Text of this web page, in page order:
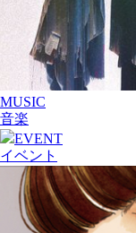
MUSIC
音楽
EVENT
イベント